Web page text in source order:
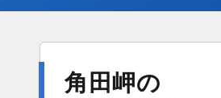
角田岬の